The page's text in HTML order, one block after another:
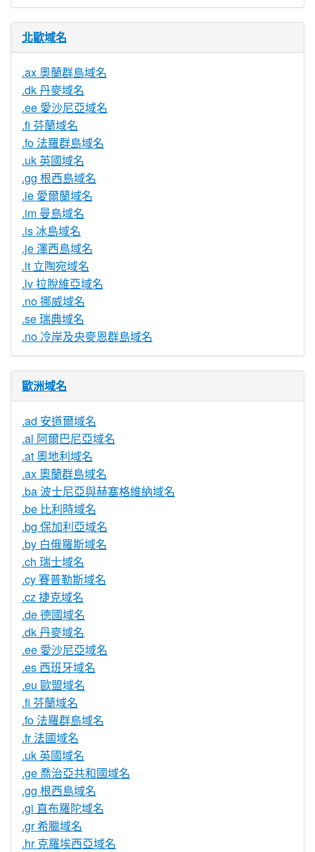
北歐域名
.ax 奧蘭群島域名
.dk 丹麥域名
.ee 愛沙尼亞域名
.fi 芬蘭域名
.fo 法羅群島域名
.uk 英國域名
.gg 根西島域名
.ie 愛爾蘭域名
.im 曼島域名
.is 冰島域名
.je 澤西島域名
.lt 立陶宛域名
.lv 拉脫維亞域名
.no 挪威域名
.se 瑞典域名
.no 冷岸及央麥恩群島域名
歐洲域名
.ad 安道爾域名
.al 阿爾巴尼亞域名
.at 奧地利域名
.ax 奧蘭群島域名
.ba 波士尼亞與赫塞格維納域名
.be 比利時域名
.bg 保加利亞域名
.by 白俄羅斯域名
.ch 瑞士域名
.cy 賽普勒斯域名
.cz 捷克域名
.de 德國域名
.dk 丹麥域名
.ee 愛沙尼亞域名
.es 西班牙域名
.eu 歐盟域名
.fi 芬蘭域名
.fo 法羅群島域名
.fr 法國域名
.uk 英國域名
.ge 喬治亞共和國域名
.gg 根西島域名
.gi 直布羅陀域名
.gr 希臘域名
.hr 克羅埃西亞域名